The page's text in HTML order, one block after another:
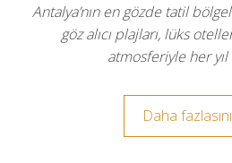
Antalya’nın en gözde tatil
göz alıcı plajları, lüks
atmosferiyle her
Daha